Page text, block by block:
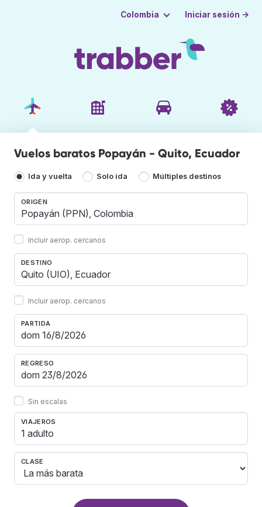
Colombia Iniciar sesión →
Vuelos baratos Popayán - Quito, Ecuador
Ida y vuelta Solo ida Múltiples destinos
ORIGEN
Incluir aerop. cercanos
DESTINO
Incluir aerop. cercanos
PARTIDA
REGRESO
Sin escalas
VIAJEROS
1 adulto
CLASE